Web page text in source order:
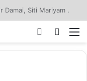
Muscab Pramuka Surabaya Berakhir Damai, Siti Mariyam Nahkodai Kwarcab 2026–2031
Log In